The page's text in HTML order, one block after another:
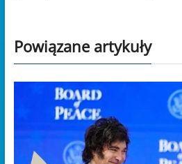
Powiązane artykuły